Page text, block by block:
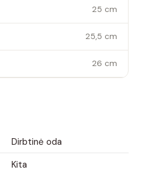
25 cm
25,5 cm
26 cm
Dirbtinė oda
Kita